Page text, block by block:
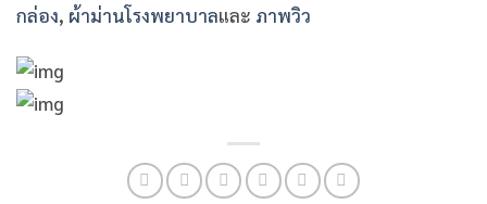
กล่อง, ผ้าม่านโรงพยาบาลและ ภาพวิว